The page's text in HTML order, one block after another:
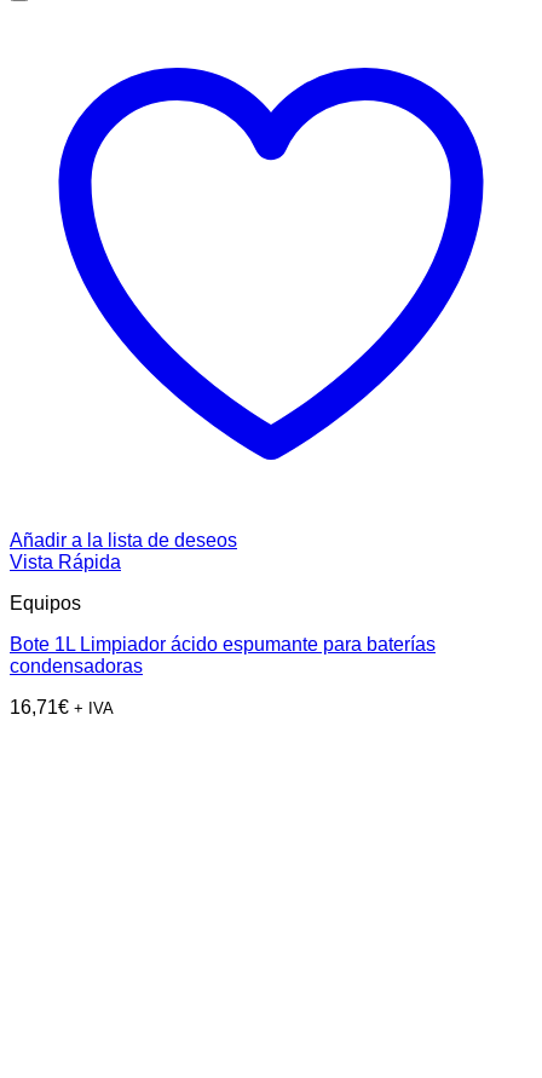
Añadir a la lista de deseos
Vista Rápida
Equipos
Bote 1L Limpiador ácido espumante para baterías
condensadoras
16,71€ + IVA